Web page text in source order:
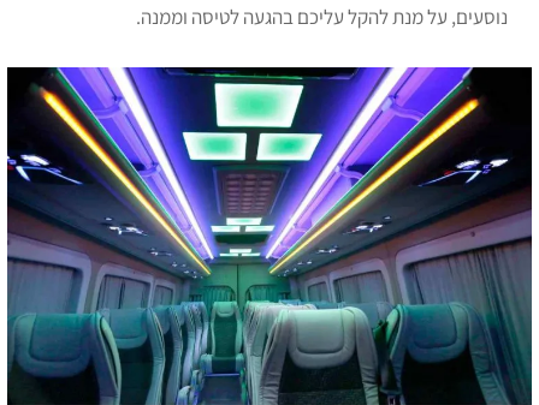
נוסעים, על מנת להקל עליכם בהגעה לטיסה וממנה.